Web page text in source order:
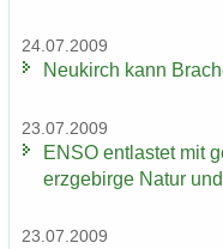
24.07.2009
Neu­kirch kann
23.07.2009
ENSO ent­las­tet mit
erz­ge­bir­ge Natur
23.07.2009